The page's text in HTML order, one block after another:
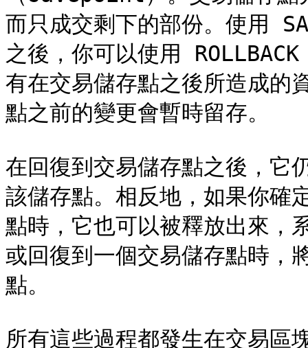
而只成交剩下的部份。使用
之後，你可以使用
有在交易儲存點之後所造成的
點之前的變更會暫時留存。
在回復到交易儲存點之後，它
該儲存點。相反地，如果你確
點時，它也可以被釋放出來，
或回復到一個交易儲存點時，
點。
所有這些過程都發生在交易區